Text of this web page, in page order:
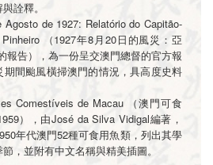
詮釋。
Agosto de 1927: Relatório do Capitão-
（1927年8月20日的風災：亞
報告），為一份呈交澳門總督的官方報
期間颱風橫掃澳門的情況，具高度史料
Comestíveis de Macau （澳門可食
），由José da Silva Vidigal編著，
年代澳門52種可食用魚類，列出其學
，並附有中文名稱與精美插圖。